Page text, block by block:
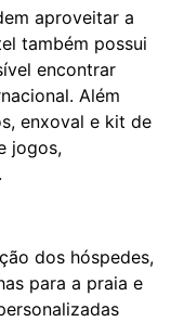
aproveitar a
também possui
encontrar
Além
enxoval e kit de
jogos,
dos hóspedes,
para a praia e